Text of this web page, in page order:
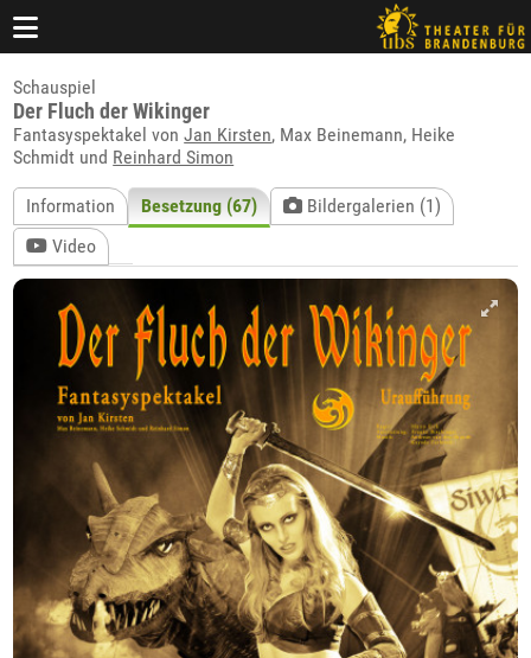
Schauspiel
Der Fluch der Wikinger
Fantasyspektakel vonJan Kirsten, Max Beinemann, Heike
Schmidt und Reinhard Simon
Information Besetzung (67)
Bildergalerien (1)
Video